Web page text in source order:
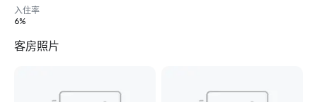
入住率
6%
客房照片